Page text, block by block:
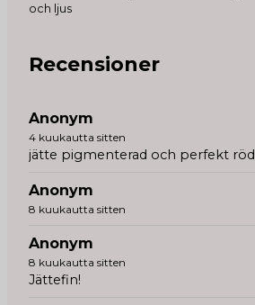
och ljus
Recensioner
Anonym
4 kuukautta sitten
jätte pigmenterad och perfekt röd
Anonym
8 kuukautta sitten
Anonym
8 kuukautta sitten
Jättefin!